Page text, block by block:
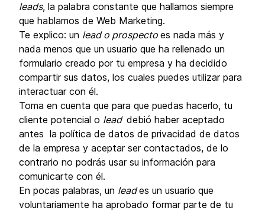
leads, la palabra constante que hallamos siempre
que hablamos de Web Marketing.
Te explico: un lead o prospecto es nada más y
nada menos que un usuario que ha rellenado un
formulario creado por tu empresa y ha decidido
compartir sus datos, los cuales puedes utilizar para
interactuar con él.
Toma en cuenta que para que puedas hacerlo, tu
cliente potencial o lead debió haber aceptado
antes la política de datos de privacidad de datos
de la empresa y aceptar ser contactados, de lo
contrario no podrás usar su información para
comunicarte con él.
En pocas palabras, un leades un usuario que
voluntariamente ha aprobado formar parte de tu